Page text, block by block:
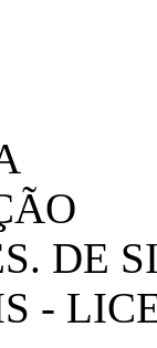
DE
-